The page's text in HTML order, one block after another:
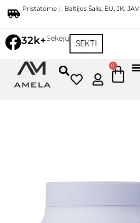
Pristatome į : Baltijos Šalis, EU, JK, JAV
32k+Sekėjų
SEKTI
0